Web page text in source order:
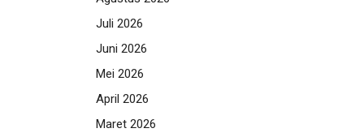
Juli 2026
Juni 2026
Mei 2026
April 2026
Maret 2026